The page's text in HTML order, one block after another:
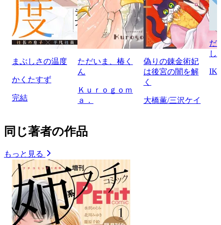
まぶしさの温度
かくたすず
完結
ただいま、椿く
ん
Ｋｕｒｏｇｏｍ
ａ．
偽りの錬金術妃
は後宮の闇を解
く
大橋薫/三沢ケイ
だ
し
同じ著者の作品
もっと見る